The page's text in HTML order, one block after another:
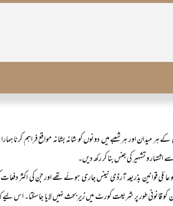
میدان اور ہر شعبے میں دونوں کو شانہ بشانہ مواقع فراہم کرنا
و تشہیر کی جنس بنا کر رکھ دیں۔
قوانین بذریعہ آرڈی نینس جاری ہوئے تھے اور جن کی اکثر دفعات
کو قانونی طور پر شریعت کورٹ میں زیرِ بحث نہیں لایا جاسکتا۔